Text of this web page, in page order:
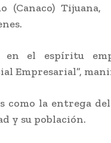
(Canaco)
en el espíritu
Empresarial”,
como la entrega
y su población.